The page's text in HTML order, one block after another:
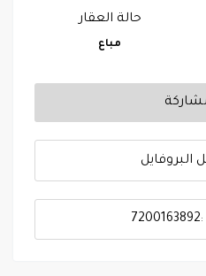
حالة العقار
مباع
البروفايل
:
7200163892